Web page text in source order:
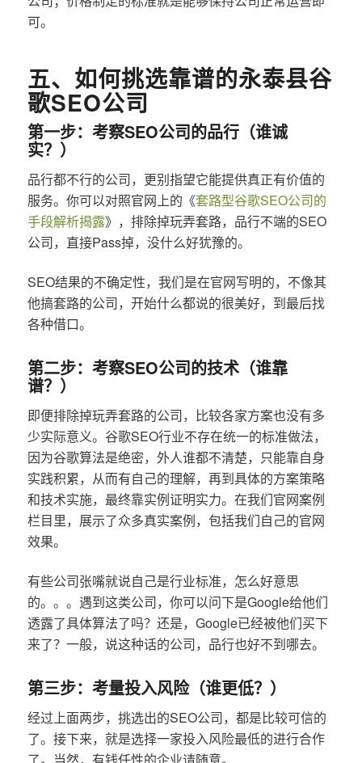
可。
五、如何挑选靠谱的永泰县谷
歌SEO公司
第一步：考察SEO公司的品行（谁诚
实？）
品行都不行的公司，更别指望它能提供真正有价值的
服务。你可以对照官网上的《套路型谷歌SEO公司的
手段解析揭露》，排除掉玩弄套路，品行不端的SEO
公司，直接Pass掉，没什么好犹豫的。
SEO结果的不确定性，我们是在官网写明的，不像其
他搞套路的公司，开始什么都说的很美好，到最后找
各种借口。
第二步：考察SEO公司的技术（谁靠
谱？）
即便排除掉玩弄套路的公司，比较各家方案也没有多
少实际意义。谷歌SEO行业不存在统一的标准做法，
因为谷歌算法是绝密，外人谁都不清楚，只能靠自身
实践积累，从而有自己的理解，再到具体的方案策略
和技术实施，最终靠实例证明实力。在我们官网案例
栏目里，展示了众多真实案例，包括我们自己的官网
效果。
有些公司张嘴就说自己是行业标准，怎么好意思
的。。。遇到这类公司，你可以问下是Google给他们
透露了具体算法了吗？还是，Google已经被他们买下
来了？一般，说这种话的公司，品行也好不到哪去。
第三步：考量投入风险（谁更低？）
经过上面两步，挑选出的SEO公司，都是比较可信的
了。接下来，就是选择一家投入风险最低的进行合作